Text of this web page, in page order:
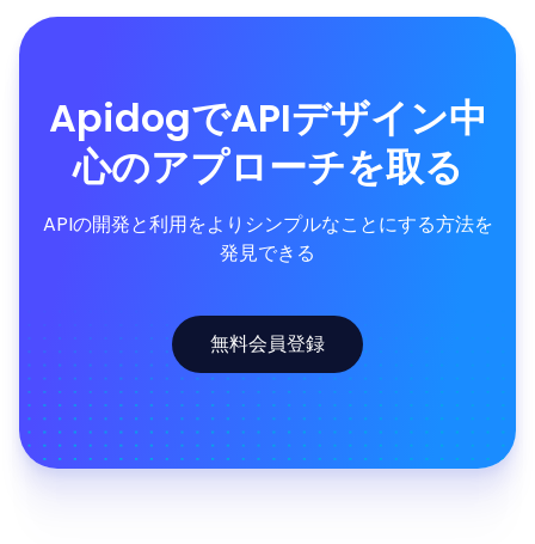
ApidogでAPIデザイン中
心のアプローチを取る
APIの開発と利用をよりシンプルなことにする方法を
発見できる
無料会員登録